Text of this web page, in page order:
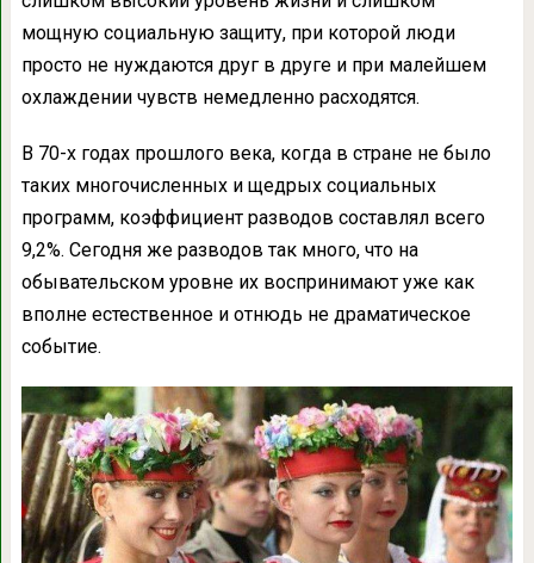
мощную социальную защиту, при которой люди
просто не нуждаются друг в друге и при малейшем
охлаждении чувств немедленно расходятся.
В 70-х годах прошлого века, когда в стране не было
таких многочисленных и щедрых социальных
программ, коэффициент разводов составлял всего
9,2%. Сегодня же разводов так много, что на
обывательском уровне их воспринимают уже как
вполне естественное и отнюдь не драматическое
событие.